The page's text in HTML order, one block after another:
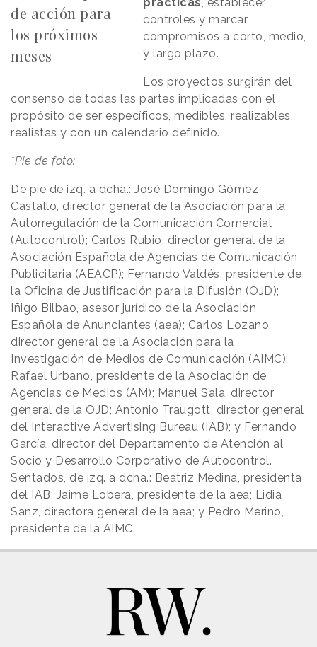
de acción para
los próximos
meses
prácticas, establecer
controles y marcar
compromisos a corto, medio,
y largo plazo.
Los proyectos surgirán del
consenso de todas las partes implicadas con el
propósito de ser específicos, medibles, realizables,
realistas y con un calendario definido.
*Pie de foto:
De pie de izq. a dcha.: José Domingo Gómez
Castallo, director general de la Asociación para la
Autorregulación de la Comunicación Comercial
(Autocontrol); Carlos Rubio, director general de la
Asociación Española de Agencias de Comunicación
Publicitaria (AEACP); Fernando Valdés, presidente de
la Oficina de Justificación para la Difusión (OJD);
Iñigo Bilbao, asesor jurídico de la Asociación
Española de Anunciantes (aea); Carlos Lozano,
director general de la Asociación para la
Investigación de Medios de Comunicación (AIMC);
Rafael Urbano, presidente de la Asociación de
Agencias de Medios (AM); Manuel Sala, director
general de la OJD; Antonio Traugott, director general
del Interactive Advertising Bureau (IAB); y Fernando
García, director del Departamento de Atención al
Socio y Desarrollo Corporativo de Autocontrol.
Sentados, de izq. a dcha.: Beatriz Medina, presidenta
del IAB; Jaime Lobera, presidente de la aea; Lidia
Sanz, directora general de la aea; y Pedro Merino,
presidente de la AIMC.